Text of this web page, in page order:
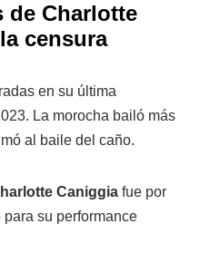
de Charlotte
censura
en su última
La morocha bailó más
al baile del caño.
Caniggia fue por
su performance